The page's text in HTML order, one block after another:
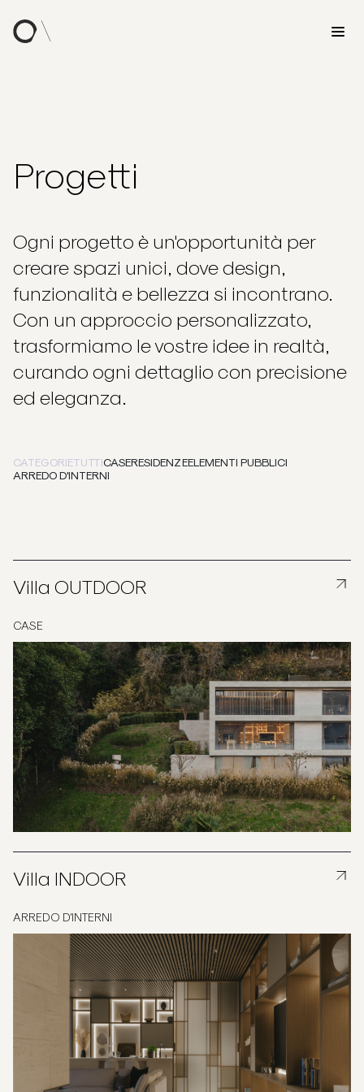
Progetti
Ogni progetto è un'opportunità per
creare spazi unici, dove design,
funzionalità e bellezza si incontrano.
Con un approccio personalizzato,
trasformiamo le vostre idee in realtà,
curando ogni dettaglio con precisione
ed eleganza.
CATEGORIETUTTICASERESIDENZEELEMENTI PUBBLICI
ARREDO D'INTERNI
Villa OUTDOOR
CASE
Villa INDOOR
ARREDO D'INTERNI